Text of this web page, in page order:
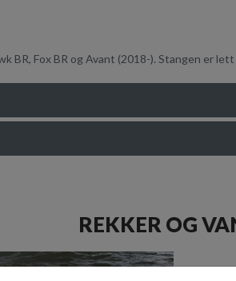
BR, Fox BR og Avant (2018-). Stangen er
REKKER OG